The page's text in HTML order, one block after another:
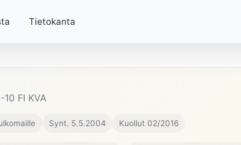
Tietokanta
10 FI KVA
Synt. 5.5.2004 Kuollut 02/2016